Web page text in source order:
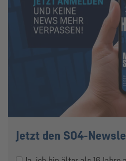
Jetzt den S04-